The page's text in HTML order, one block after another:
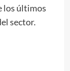
los últimos
sector.